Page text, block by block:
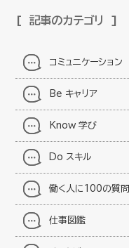
記事のカテゴリ
コミュニケーション
Be キャリア
Know 学び
Do スキル
働く人に100の質問
仕事図鑑